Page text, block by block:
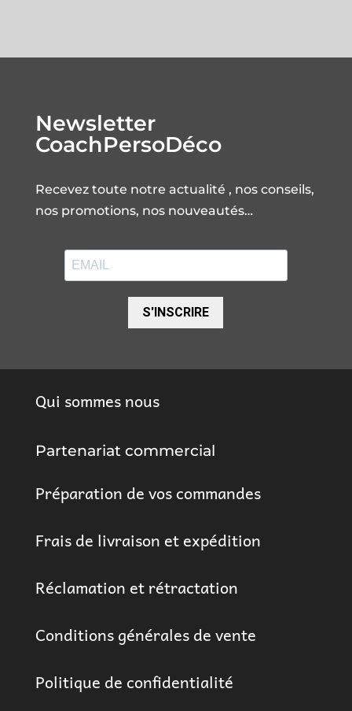
Newsletter
CoachPersoDéco
Recevez toute notre actualité , nos conseils,
nos promotions, nos nouveautés…
S'INSCRIRE
Qui sommes nous
Partenariat commercial
Préparation de vos commandes
Frais de livraison et expédition
Réclamation et rétractation
Conditions générales de vente
Politique de confidentialité